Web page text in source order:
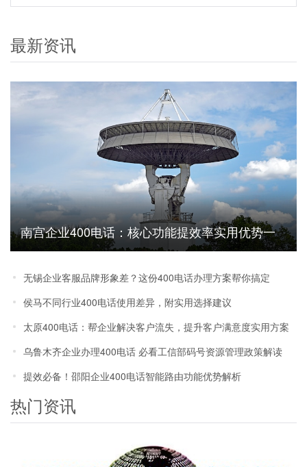
最新资讯
南宫企业400电话：核心功能提效率实用优势一
文说清
无锡企业客服品牌形象差？这份400电话办理方案帮你搞定
侯马不同行业400电话使用差异，附实用选择建议
太原400电话：帮企业解决客户流失，提升客户满意度实用方案
乌鲁木齐企业办理400电话 必看工信部码号资源管理政策解读
提效必备！邵阳企业400电话智能路由功能优势解析
热门资讯